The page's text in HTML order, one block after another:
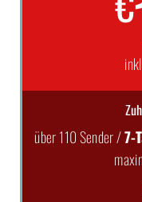
über 110 Sender /7-